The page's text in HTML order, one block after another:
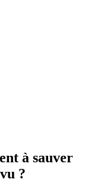
à sauver
?